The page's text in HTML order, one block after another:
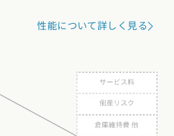
性能について詳しく見る